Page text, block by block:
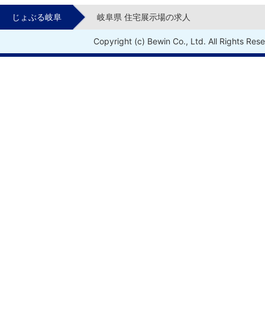
じょぶる岐阜 岐阜県 住宅展示場の求人
Copyright (c) Bewin Co., Ltd. All Rights